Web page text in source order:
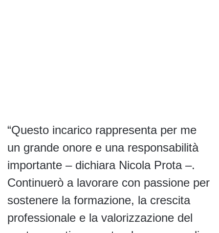
“Questo incarico rappresenta per me
un grande onore e una responsabilità
importante – dichiara Nicola Prota –.
Continuerò a lavorare con passione per
sostenere la formazione, la crescita
professionale e la valorizzazione del